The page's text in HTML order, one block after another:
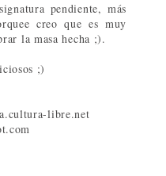
pendiente, más
creo que es muy
la masa hecha ;).
;)
libre.net